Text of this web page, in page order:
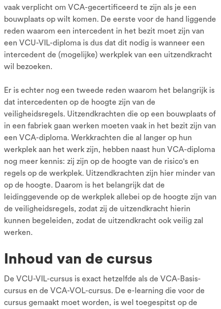
vaak verplicht om VCA-gecertificeerd te zijn als je een
bouwplaats op wilt komen. De eerste voor de hand liggende
reden waarom een intercedent in het bezit moet zijn van
een VCU-VIL-diploma is dus dat dit nodig is wanneer een
intercedent de (mogelijke) werkplek van een uitzendkracht
wil bezoeken.
Er is echter nog een tweede reden waarom het belangrijk is
dat intercedenten op de hoogte zijn van de
veiligheidsregels. Uitzendkrachten die op een bouwplaats of
in een fabriek gaan werken moeten vaak in het bezit zijn van
een VCA-diploma. Werkkrachten die al langer op hun
werkplek aan het werk zijn, hebben naast hun VCA-diploma
nog meer kennis: zij zijn op de hoogte van de risico's en
regels op de werkplek. Uitzendkrachten zijn hier minder van
op de hoogte. Daarom is het belangrijk dat de
leidinggevende op de werkplek allebei op de hoogte zijn van
de veiligheidsregels, zodat zij de uitzendkracht hierin
kunnen begeleiden, zodat de uitzendkracht ook veilig zal
werken.
Inhoud van de cursus
De VCU-VIL-cursus is exact hetzelfde als de VCA-Basis-
cursus en de VCA-VOL-cursus. De e-learning die voor de
cursus gemaakt moet worden, is wel toegespitst op de